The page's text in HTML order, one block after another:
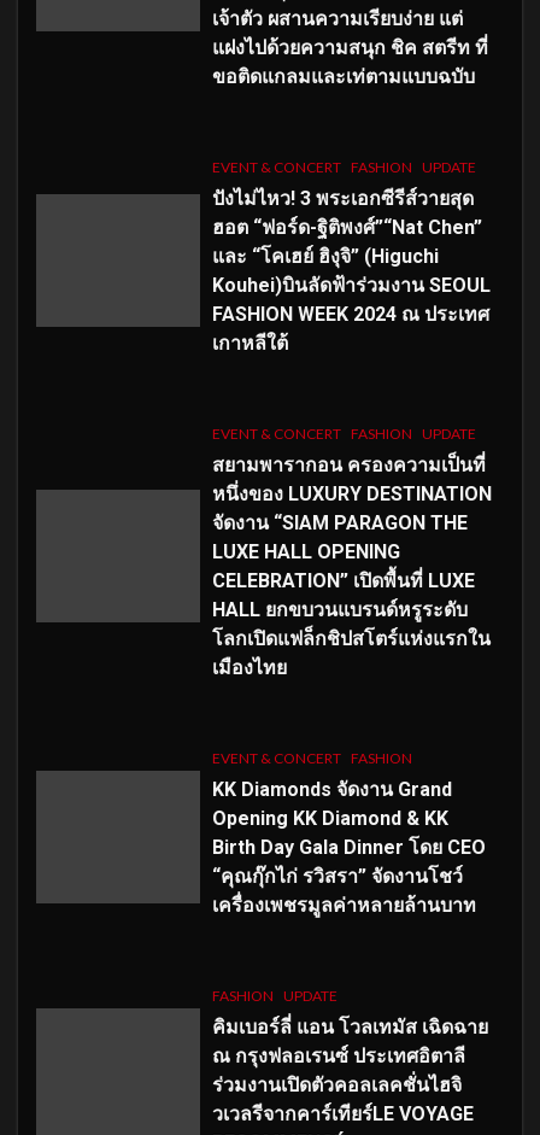
เจ้าตัว ผสานความเรียบง่าย แต่
แฝงไปด้วยความสนุก ชิค สตรีท ที่
ขอติดแกลมและเท่ตามแบบฉบับ
EVENT & CONCERT FASHION UPDATE
ปังไม่ไหว! 3 พระเอกซีรีส์วายสุด
ฮอต “ฟอร์ด-ฐิติพงศ์”“Nat Chen”
และ “โคเฮย์ ฮิงุจิ” (Higuchi
Kouhei)บินลัดฟ้าร่วมงาน SEOUL
FASHION WEEK 2024 ณ ประเทศ
เกาหลีใต้
EVENT & CONCERT FASHION UPDATE
สยามพารากอน ครองความเป็นที่
หนึ่งของ LUXURY DESTINATION
จัดงาน “SIAM PARAGON THE
LUXE HALL OPENING
CELEBRATION” เปิดพื้นที่ LUXE
HALL ยกขบวนแบรนด์หรูระดับ
โลกเปิดแฟล็กชิปสโตร์แห่งแรกใน
เมืองไทย
EVENT & CONCERT FASHION
KK Diamonds จัดงาน Grand
Opening KK Diamond & KK
Birth Day Gala Dinner โดย CEO
“คุณกุ๊กไก่ รวิสรา” จัดงานโชว์
เครื่องเพชรมูลค่าหลายล้านบาท
FASHION UPDATE
คิมเบอร์ลี่ แอน โวลเทมัส เฉิดฉาย
ณ กรุงฟลอเรนซ์ ประเทศอิตาลี
ร่วมงานเปิดตัวคอลเลคชั่นไฮจิ
วเวลรีจากคาร์เทียร์LE VOYAGE